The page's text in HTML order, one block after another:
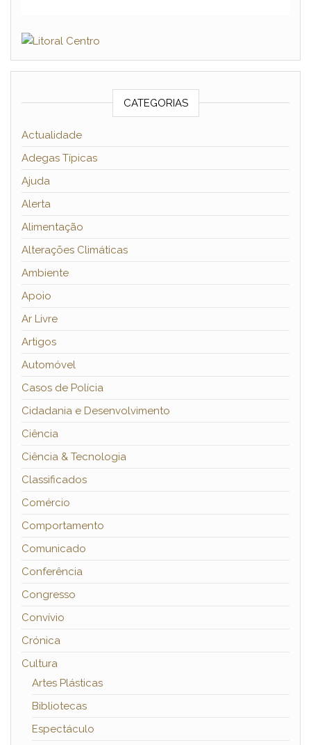
CATEGORIAS
Actualidade
Adegas Típicas
Ajuda
Alerta
Alimentação
Alterações Climáticas
Ambiente
Apoio
Ar Livre
Artigos
Automóvel
Casos de Polícia
Cidadania e Desenvolvimento
Ciência
Ciência & Tecnologia
Classificados
Comércio
Comportamento
Comunicado
Conferência
Congresso
Convívio
Crónica
Cultura
Artes Plásticas
Bibliotecas
Espectáculo